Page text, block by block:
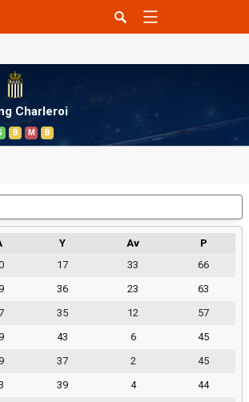
Charleroi
B M B
Y Av
P
17 33
66
36 23
63
35 12
57
43 6
45
37 2
45
39 4
44